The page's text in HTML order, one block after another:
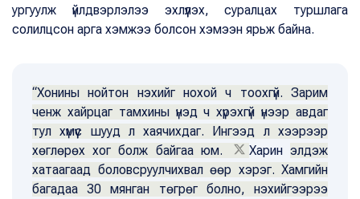
ургуулж үйлдвэрлэлээ эхлүүлэх, суралцах туршлага
солилцсон арга хэмжээ болсон хэмээн ярьж байна.
“Хонины нойтон нэхийг нохой ч тоохгүй. Зарим
ченж хайрцаг тамхины үнэд ч хүрэхгүй үнээр авдаг
тул хүмүүс шууд л хаячихдаг. Ингээд л хээрээр
хөглөрөх хог болж байгаа юм.
Харинэлдэж
хатаагаад боловсруулчихвал өөр хэрэг. Хамгийн
багадаа 30 мянган төгрөг болно, нэхийгээрээ